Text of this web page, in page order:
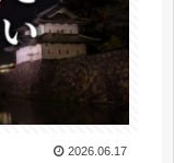
2026.06.17